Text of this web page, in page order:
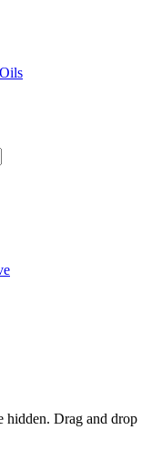
hidden. Drag and drop